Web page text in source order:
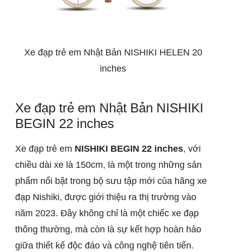
Xe đạp trẻ em Nhật Bản NISHIKI HELEN 20
inches
Xe đạp trẻ em Nhật Bản NISHIKI
BEGIN 22 inches
Xe đạp trẻ em NISHIKI BEGIN 22 inches, với
chiều dài xe là 150cm, là một trong những sản
phẩm nổi bật trong bộ sưu tập mới của hãng xe
đạp Nishiki, được giới thiệu ra thị trường vào
năm 2023. Đây không chỉ là một chiếc xe đạp
thông thường, mà còn là sự kết hợp hoàn hảo
giữa thiết kế độc đáo và công nghệ tiên tiến.